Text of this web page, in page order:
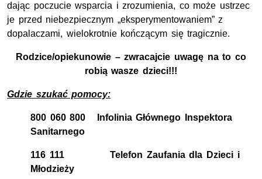
dając poczucie wsparcia i zrozumienia, co może ustrzec
je przed niebezpiecznym „eksperymentowaniem” z
dopalaczami, wielokrotnie kończącym się tragicznie.
Rodzice/opiekunowie – zwracajcie uwagę na to co
robią wasze dzieci!!!
Gdzie szukać pomocy:
800 060 800 Infolinia Głównego Inspektora
Sanitarnego
116 111 Telefon Zaufania dla Dzieci i
Młodzieży